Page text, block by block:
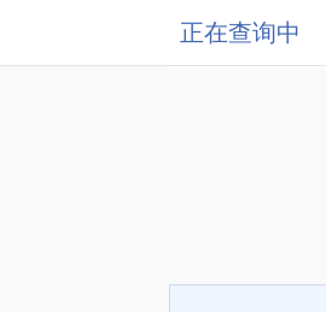
正在查询中